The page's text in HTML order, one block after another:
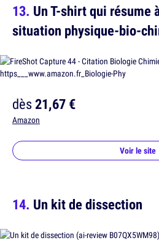
Un T-shirt qui résume
situation physique-bio-
dès21,67 €
Amazon
Voir le site
Un kit de dissection